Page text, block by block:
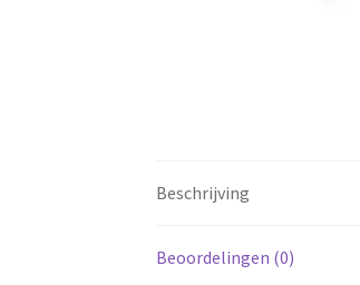
Beschrijving
Beoordelingen (0)